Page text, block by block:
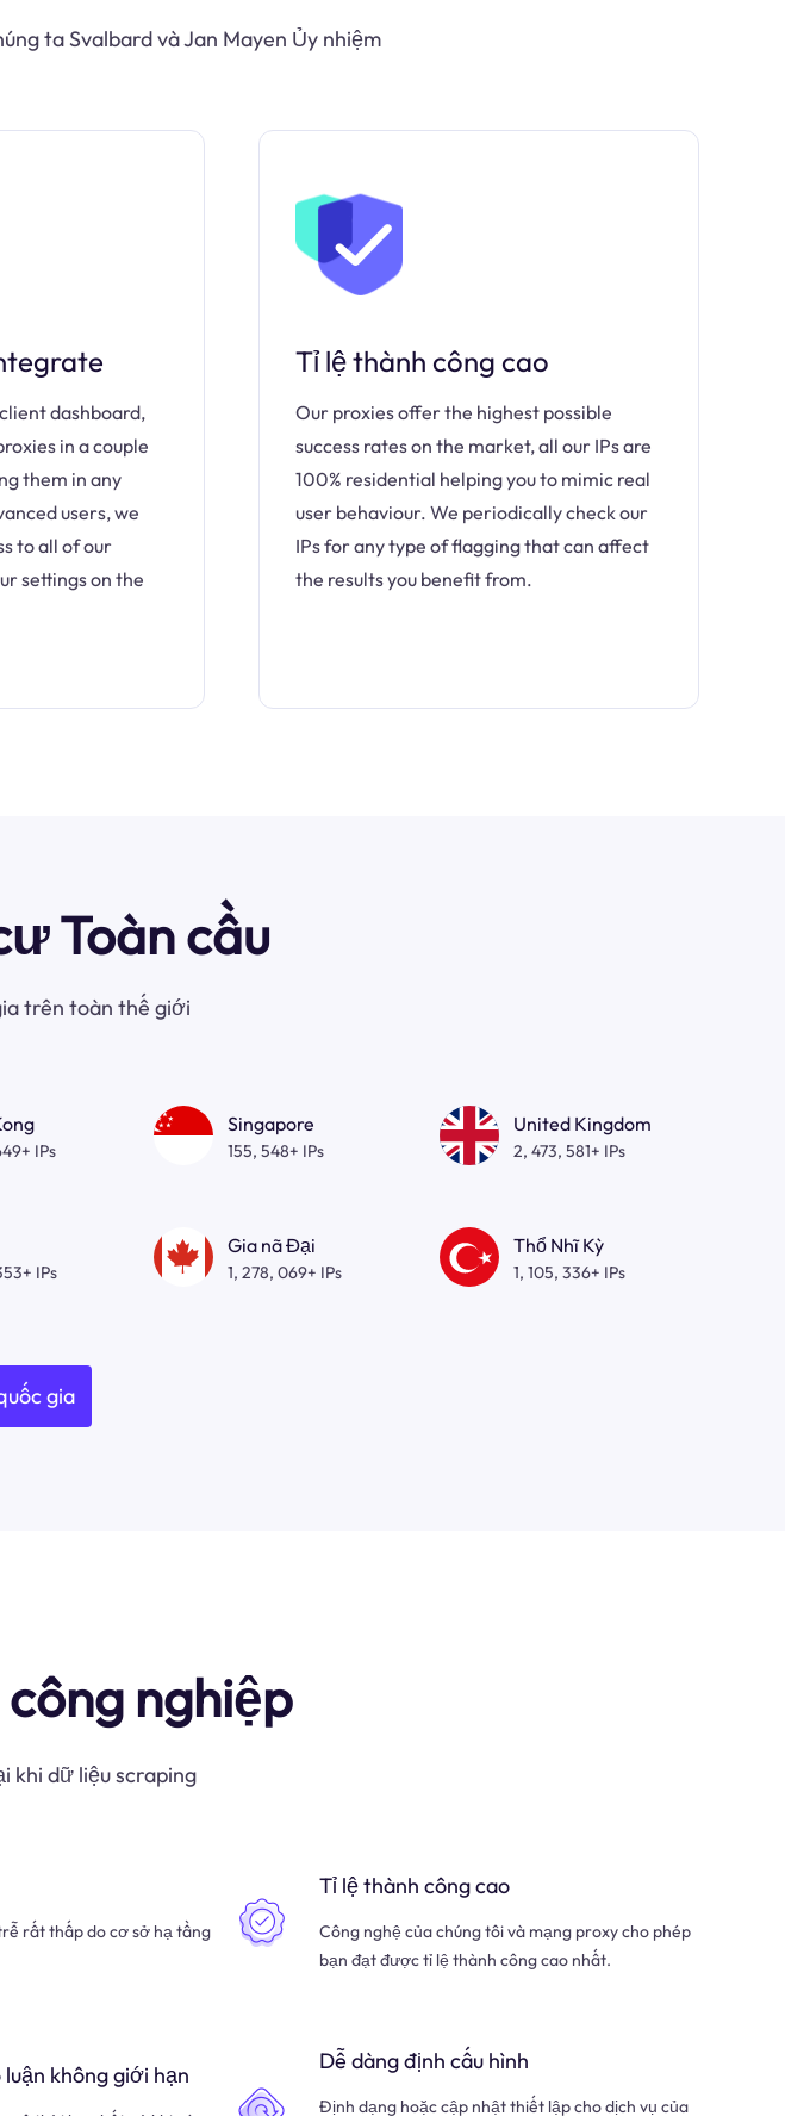
ta Svalbard và Jan Mayen Ủy nhiệm
dashboard,
in a couple
them in any
users, we
to all of our
settings on the
Tỉ lệ thành công cao
Our proxies offer the highest possible
success rates on the market, all our IPs are
100% residential helping you to mimic real
user behaviour. We periodically check our
IPs for any type of flagging that can affect
the results you benefit from.
Toàn cầu
trên toàn thế giới
IPs
Singapore
155, 548+ IPs
United Kingdom
2, 473, 581+ IPs
IPs
Gia nã Đại
1, 278, 069+ IPs
Thổ Nhĩ Kỳ
1, 105, 336+ IPs
gia
nghiệp
khi dữ liệu scraping
rất thấp do cơ sở hạ tầng
Tỉ lệ thành công cao
Công nghệ của chúng tôi và mạng proxy cho phép
bạn đạt được tỉ lệ thành công cao nhất.
không giới hạn
Dễ dàng định cấu hình
Định dạng hoặc cập nhật thiết lập cho dịch vụ của